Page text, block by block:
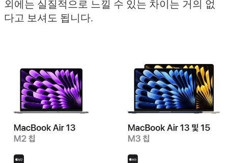
외에는 실질적으로 느낄 수 있는 차이는 거의 없
다고 보셔도 됩니다.